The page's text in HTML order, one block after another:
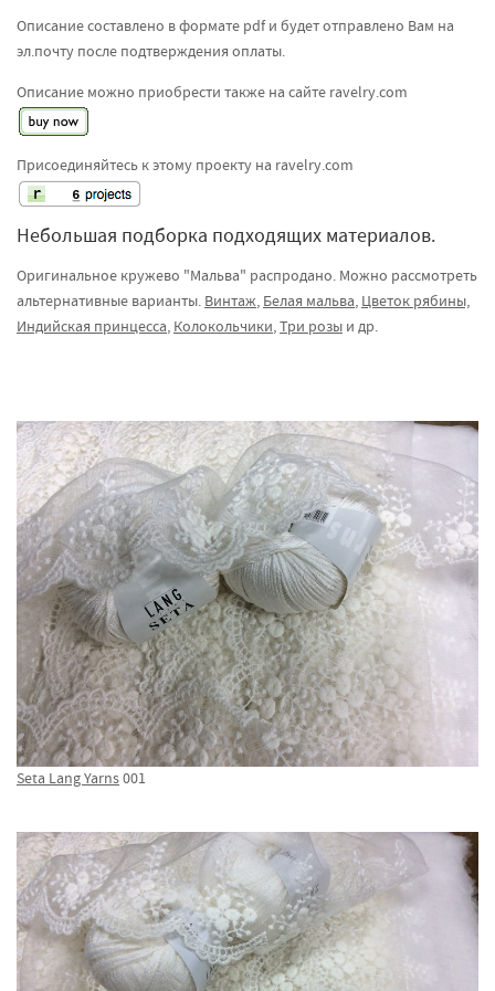
Описание составлено в формате pdf и будет отправлено Вам на
эл.почту после подтверждения оплаты.
Описание можно приобрести также на сайте ravelry.com
Присоединяйтесь к этому проекту на ravelry.com
Небольшая подборка подходящих материалов.
Оригинальное кружево "Мальва" распродано. Можно рассмотреть
альтернативные варианты. Винтаж, Белая мальва, Цветок рябины,
Индийская принцесса, Колокольчики,Три розы и др.
Seta Lang Yarns001